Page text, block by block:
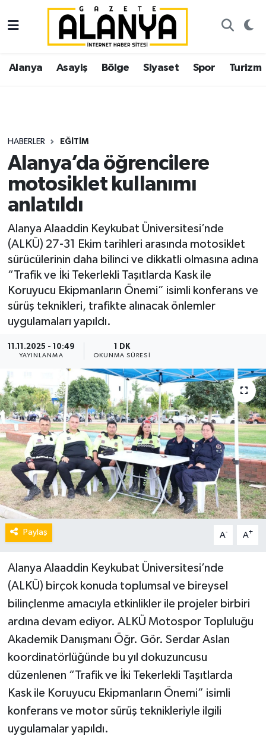
Alanya Asayiş Bölge Siyaset Spor Turizm
HABERLER EĞITIM
Alanya’da öğrencilere
motosiklet kullanımı
anlatıldı
Alanya Alaaddin Keykubat Üniversitesi’nde
(ALKÜ) 27-31 Ekim tarihleri arasında motosiklet
sürücülerinin daha bilinci ve dikkatli olmasına adına
“Trafik ve İki Tekerlekli Taşıtlarda Kask ile
Koruyucu Ekipmanların Önemi” isimli konferans ve
sürüş teknikleri, trafikte alınacak önlemler
uygulamaları yapıldı.
11.11.2025 - 10:49
YAYINLANMA
1 DK
OKUNMA SÜRESI
Paylaş A- A+
Alanya Alaaddin Keykubat Üniversitesi’nde
(ALKÜ) birçok konuda toplumsal ve bireysel
bilinçlenme amacıyla etkinlikler ile projeler birbiri
ardına devam ediyor. ALKÜ Motospor Topluluğu
Akademik Danışmanı Öğr. Gör. Serdar Aslan
koordinatörlüğünde bu yıl dokuzuncusu
düzenlenen “Trafik ve İki Tekerlekli Taşıtlarda
Kask ile Koruyucu Ekipmanların Önemi” isimli
konferans ve motor sürüş teknikleriyle ilgili
uygulamalar yapıldı.
Alanya
Asayiş
Siyaset
Spor
Turizm
Ekonomi
Gazipaşa
İstanbul Nöbetçi Eczaneler
İstanbul Hava Durumu
Süper Lig Puan Durumu ve Fikstür
Tüm Manşetler
Son Dakika Haberleri
Haber Arşivi